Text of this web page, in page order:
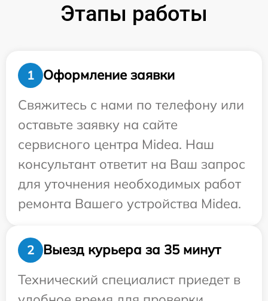
Этапы работы
1
Оформление заявки
Свяжитесь с нами по телефону или
оставьте заявку на сайте
сервисного центра Midea. Наш
консультант ответит на Ваш запрос
для уточнения необходимых работ
ремонта Вашего устройства Midea.
2
Выезд курьера за 35 минут
Технический специалист приедет в